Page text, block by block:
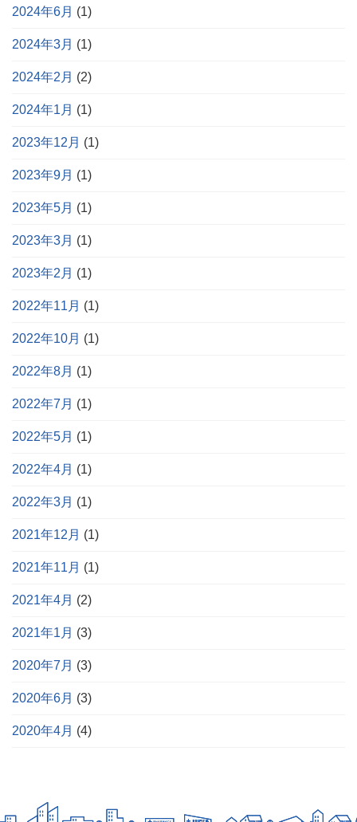
2024年6月 (1)
2024年3月 (1)
2024年2月 (2)
2024年1月 (1)
2023年12月 (1)
2023年9月 (1)
2023年5月 (1)
2023年3月 (1)
2023年2月 (1)
2022年11月 (1)
2022年10月 (1)
2022年8月 (1)
2022年7月 (1)
2022年5月 (1)
2022年4月 (1)
2022年3月 (1)
2021年12月 (1)
2021年11月 (1)
2021年4月 (2)
2021年1月 (3)
2020年7月 (3)
2020年6月 (3)
2020年4月 (4)